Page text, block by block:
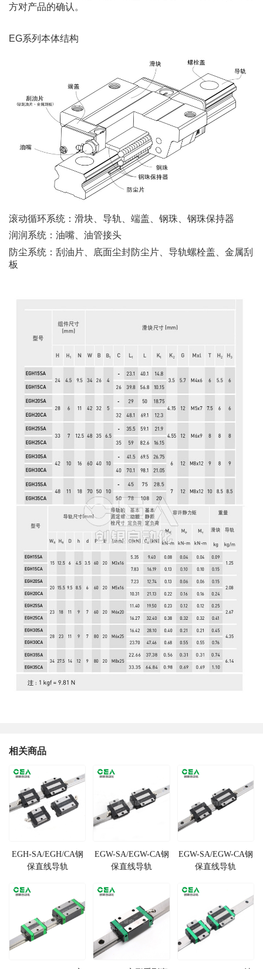
方对产品的确认。
EG系列本体结构
滚动循环系统：滑块、导轨、端盖、钢珠、钢珠保持器
润润系统：油嘴、油管接头
防尘系统：刮油片、底面尘封防尘片、导轨螺栓盖、金属刮
板
相关商品
EGH-SA/EGH/CA钢
保直线导轨
EGW-SA/EGW-CA钢
保直线导轨
EGW-SA/EGW-CA钢
保直线导轨